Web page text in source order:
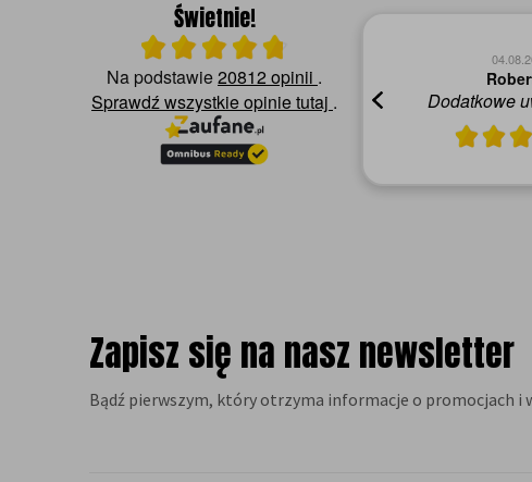
Świetnie!
Ocena średnia 4.8 na 5
Na podstawie20812 opinii .
Sprawdź wszystkie opinietutaj .
04.08.2026
Polecam,zgodnie z opisem
Alicja C.
Dodatkowe
Zapisz się na nasz newsletter
Bądź pierwszym, który otrzyma informacje o promocjach i